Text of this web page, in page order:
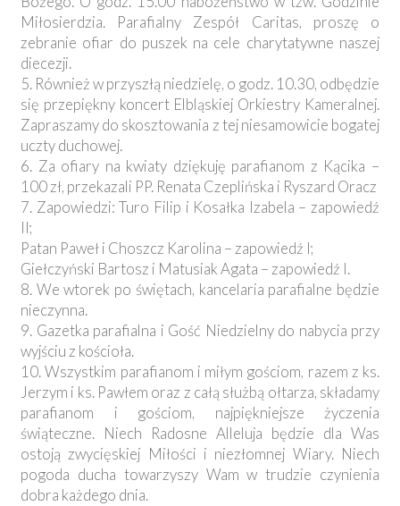
Miłosierdzia. Parafialny Zespół Caritas, proszę o
zebranie ofiar do puszek na cele charytatywne naszej
diecezji.
5. Również w przyszłą niedzielę, o godz. 10.30, odbędzie
się przepiękny koncert Elbląskiej Orkiestry Kameralnej.
Zapraszamy do skosztowania z tej niesamowicie bogatej
uczty duchowej.
6. Za ofiary na kwiaty dziękuję parafianom z Kącika –
100 zł, przekazali PP. Renata Czeplińska i Ryszard Oracz
7. Zapowiedzi: Turo Filip i Kosałka Izabela – zapowiedź
II;
Patan Paweł i Choszcz Karolina – zapowiedź I;
Giełczyński Bartosz i Matusiak Agata – zapowiedź I.
8. We wtorek po świętach, kancelaria parafialne będzie
nieczynna.
9. Gazetka parafialna i Gość Niedzielny do nabycia przy
wyjściu z kościoła.
10. Wszystkim parafianom i miłym gościom, razem z ks.
Jerzym i ks. Pawłem oraz z całą służbą ołtarza, składamy
parafianom i gościom, najpiękniejsze życzenia
świąteczne. Niech Radosne Alleluja będzie dla Was
ostoją zwycięskiej Miłości i niezłomnej Wiary. Niech
pogoda ducha towarzyszy Wam w trudzie czynienia
dobra każdego dnia.